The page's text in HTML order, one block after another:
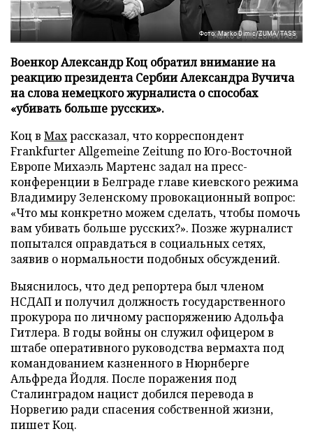
Фото: Marko Dimic/ZUMA/TASS
Военкор Александр Коц обратил внимание на
реакцию президента Сербии Александра Вучича
на слова немецкого журналиста о способах
«убивать больше русских».
Коц в Махрассказал, что корреспондент
Frankfurter Allgemeine Zeitung по Юго-Восточной
Европе Михаэль Мартенс задал на пресс-
конференции в Белграде главе киевского режима
Владимиру Зеленскому провокационный вопрос:
«Что мы конкретно можем сделать, чтобы помочь
вам убивать больше русских?». Позже журналист
попытался оправдаться в социальных сетях,
заявив о нормальности подобных обсуждений.
Выяснилось, что дед репортера был членом
НСДАП и получил должность государственного
прокурора по личному распоряжению Адольфа
Гитлера. В годы войны он служил офицером в
штабе оперативного руководства вермахта под
командованием казненного в Нюрнберге
Альфреда Йодля. После поражения под
Сталинградом нацист добился перевода в
Норвегию ради спасения собственной жизни,
пишет Коц.